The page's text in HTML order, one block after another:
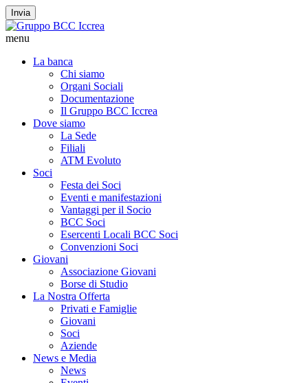
Invia
menu
La banca
Chi siamo
Organi Sociali
Documentazione
Il Gruppo BCC Iccrea
Dove siamo
La Sede
Filiali
ATM Evoluto
Soci
Festa dei Soci
Eventi e manifestazioni
Vantaggi per il Socio
BCC Soci
Esercenti Locali BCC Soci
Convenzioni Soci
Giovani
Associazione Giovani
Borse di Studio
La Nostra Offerta
Privati e Famiglie
Giovani
Soci
Aziende
News e Media
News